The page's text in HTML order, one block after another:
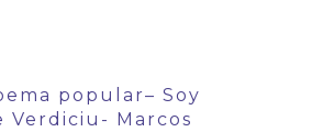
popular– Soy
Verdiciu- Marcos